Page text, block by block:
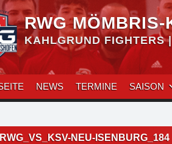
RWG
KAHLGRUND FIGHTERS
NEWS TERMINE SAISON
NEU-ISENBURG_184